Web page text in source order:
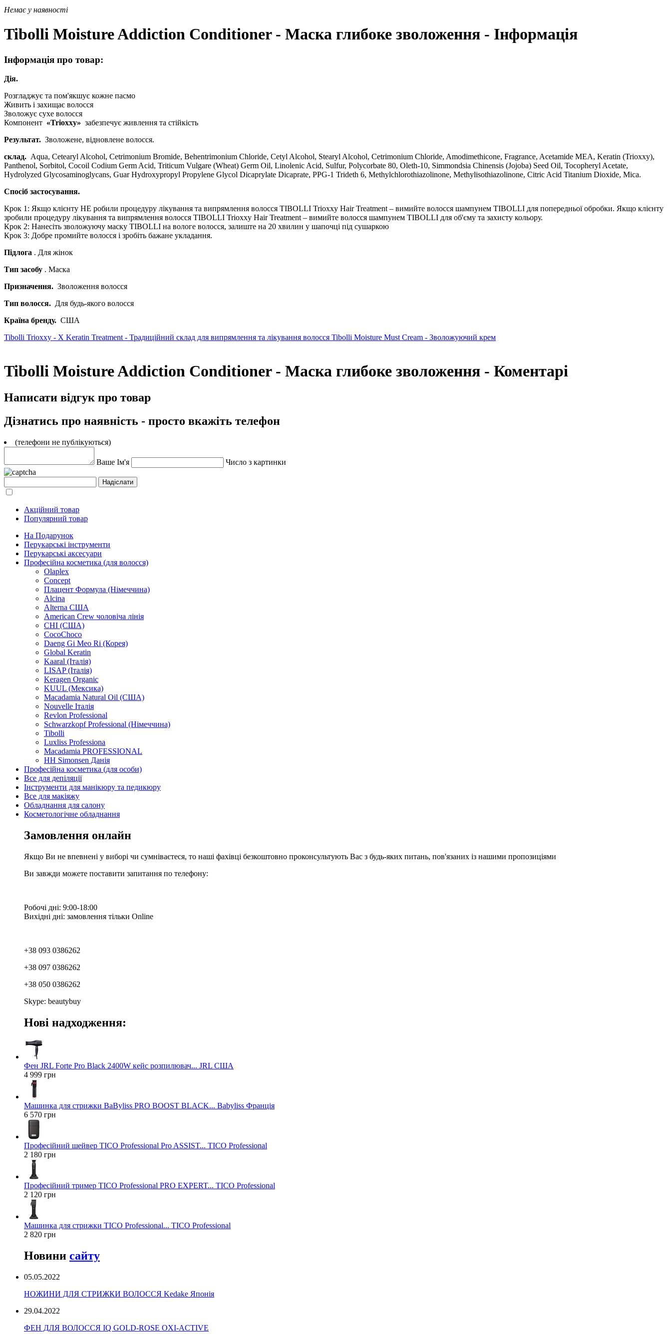
Немає у наявності
Tibolli Moisture Addiction Conditioner - Маска глибоке зволоження - Інформація
Інформація про товар:
Дія.
Розгладжує та пом'якшує кожне пасмо
Живить і захищає волосся
Зволожує сухе волосся
Компонент «Trioxxy» забезпечує живлення та стійкість
Результат. Зволожене, відновлене волосся.
склад. Aqua, Cetearyl Alcohol, Cetrimonium Bromide, Behentrimonium Chloride, Cetyl Alcohol, Stearyl Alcohol, Cetrimonium Chloride, Amodimethicone, Fragrance, Acetamide MEA, Keratin (Trioxxy),
Panthenol, Sorbitol, Cocoil Codium Germ Acid, Triticum Vulgare (Wheat) Germ Oil, Linolenic Acid, Sulfur, Polycorbate 80, Oleth-10, Simmondsia Chinensis (Jojoba) Seed Oil, Tocopheryl Acetate,
Hydrolyzed Glycosaminoglycans, Guar Hydroxypropyl Propylene Glycol Dicaprylate Dicaprate, PPG-1 Trideth 6, Methylchlorothiazolinone, Methylisothiazolinone, Citric Acid Titanium Dioxide, Mica.
Спосіб застосування.
Крок 1: Якщо клієнту НЕ робили процедуру лікування та випрямлення волосся TIBOLLI Trioxxy Hair Treatment – ​​вимийте волосся шампунем TIBOLLI для попередньої обробки. Якщо клієнту
зробили процедуру лікування та випрямлення волосся TIBOLLI Trioxxy Hair Treatment – ​​вимийте волосся шампунем TIBOLLI для об'єму та захисту кольору.
Крок 2: Нанесіть зволожуючу маску TIBOLLI на вологе волосся, залиште на 20 хвилин у шапочці під сушаркою
Крок 3: Добре промийте волосся і зробіть бажане укладання.
Підлога . Для жінок
Тип засобу . Маска
Призначення. Зволоження волосся
Тип волосся. Для будь-якого волосся
Країна бренду. США
Tibolli Trioxxy - X Keratin Treatment - Традиційний склад для випрямлення та лікування волосся Tibolli Moisture Must Cream - Зволожуючий крем
Tibolli Moisture Addiction Conditioner - Маска глибоке зволоження - Коментарі
Написати відгук про товар
Дізнатись про наявність - просто вкажіть телефон
(телефони не публікуються)
Ваше Ім'я Число з картинки
Акційний товар
Популярний товар
На Подарунок
Перукарські інструменти
Перукарські аксесуари
Професійна косметика (для волосся)
Olaplex
Concept
Плацент Формула (Німеччина)
Alcina
Alterna США
American Crew чоловіча лінія
CHI (США)
CocoChoco
Daeng Gi Meo Ri (Корея)
Global Keratin
Kaaral (Італія)
LISAP (Італія)
Keragen Organic
KUUL (Мексика)
Macadamia Natural Oil (США)
Nouvelle Італія
Revlon Professional
Schwarzkopf Professional (Німеччина)
Tibolli
Luxliss Professiona
Macadamia PROFESSIONAL
HH Simonsen Данія
Професійна косметика (для особи)
Все для депіляції
Інструменти для манікюру та педикюру
Все для макіяжу
Обладнання для салону
Косметологічне обладнання
Замовлення онлайн
Якщо Ви не впевнені у виборі чи сумніваєтеся, то наші фахівці безкоштовно проконсультують Вас з будь-яких питань, пов'язаних із нашими пропозиціями
Ви завжди можете поставити запитання по телефону:
Робочі дні: 9:00-18:00
Вихідні дні: замовлення тільки Online
+38 093 0386262
+38 097 0386262
+38 050 0386262
Skype: beautybuy
Нові надходження:
Фен JRL Forte Pro Black 2400W кейс розпилювач... JRL США
4 999 грн
Машинка для стрижки BaByliss PRO BOOST BLACK... Babyliss Франція
6 570 грн
Професійний шейвер TICO Professional Pro ASSIST... TICO Professional
2 180 грн
Професійний тример TICO Professional PRO EXPERT... TICO Professional
2 120 грн
Машинка для стрижки TICO Professional... TICO Professional
2 820 грн
Новини сайту
05.05.2022
НОЖИНИ ДЛЯ СТРИЖКИ ВОЛОССЯ Kedake Японія
29.04.2022
ФЕН ДЛЯ ВОЛОССЯ IQ GOLD-ROSE OXI-ACTIVE